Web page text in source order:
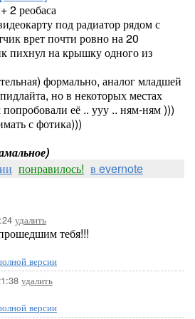
2 реобаса
под радиатор рядом с
врет почти ровно на 20
пихнул на крышку одного из
формально, аналог младшей
но в некоторых местах
её .. ууу .. ням-ням )))
с фотика)))
понравилось! в evernote
удалить
тебя!!!
версии
удалить
версии